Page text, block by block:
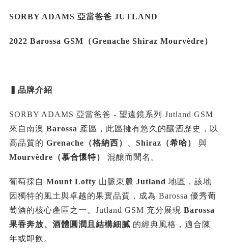
SORBY ADAMS 亞當爸爸 JUTLAND
2022 Barossa GSM（Grenache Shiraz Mourvèdre）
▍品牌介紹
SORBY ADAMS 亞當爸爸 - 望遠鏡系列 Jutland GSM
來自南澳 Barossa 產區，此區擁有悠久的釀酒歷史，以
高品質的 Grenache（格納西） Shiraz（希哈）
與
Mourvèdre（慕合懷特）
混釀而聞名。
葡萄採自 Mount Lofty 山脈東麓 Jutland 地區，該地
因獨特的風土與卓越的果實品質，成為 Barossa 優秀葡
萄酒的核心產區之一。Jutland GSM 充分展現 Barossa
果香奔放、酒體圓潤且結構細膩 的經典風格，適合陳
年或即飲。